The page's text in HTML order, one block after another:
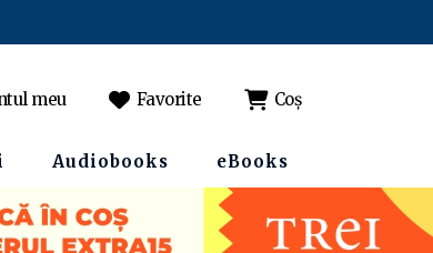
meu Favorite Coș
Audiobooks eBooks